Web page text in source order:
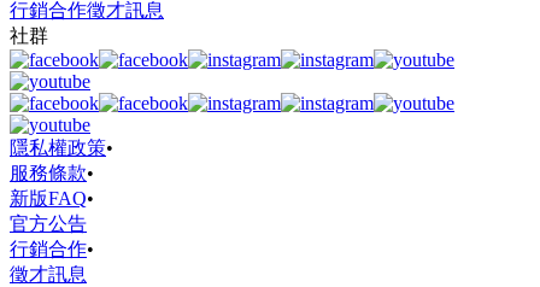
行銷合作徵才訊息
社群
隱私權政策•
服務條款•
新版FAQ•
官方公告
行銷合作•
徵才訊息